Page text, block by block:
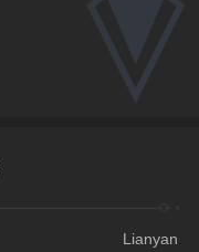
Lianyan